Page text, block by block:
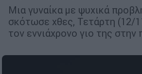
Μια γυναίκα με ψυχικά
σκότωσε χθες, Τετάρτη (12/
τον εννιάχρονο γιο της